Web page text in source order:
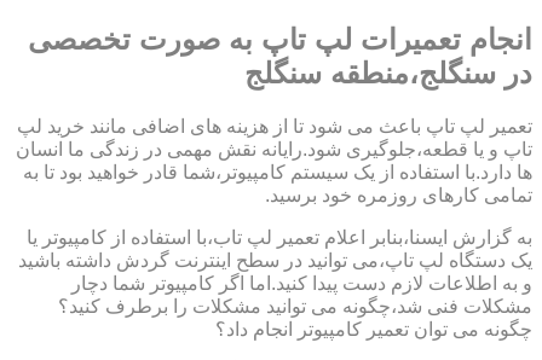
انجام تعمیرات لپ تاپ به صورت تخصصی
در سنگلج،منطقه سنگلج
تعمیر لپ تاپ باعث می شود تا از هزینه های اضافی مانند خرید لپ
تاپ و یا قطعه،جلوگیری شود.رایانه نقش مهمی در زندگی ما انسان
ها دارد.با استفاده از یک سیستم کامپیوتر،شما قادر خواهید بود تا به
تمامی کارهای روزمره خود برسید.
به گزارش ایسنا،بنابر اعلام تعمیر لپ تاب،با استفاده از کامپیوتر یا
یک دستگاه لپ تاپ،می توانید در سطح اینترنت گردش داشته باشید
و به اطلاعات لازم دست پیدا کنید.اما اگر کامپیوتر شما دچار
مشکلات فنی شد،چگونه می توانید مشکلات را برطرف کنید؟
چگونه می توان تعمیر کامپیوتر انجام داد؟